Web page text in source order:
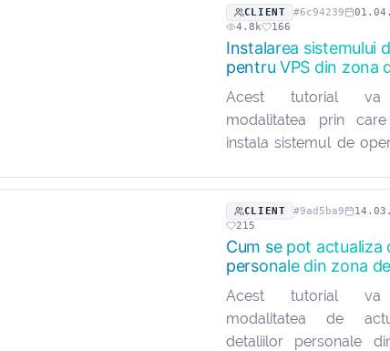
logarea în zona de
care…
CLIENT #6c94239
4.8k
166
Instalarea sistemului
pentru VPS din zona
Acest tutorial va
modalitatea prin
instala sistemul de
deja logarea în zona
cazul în care apar
procesul de…
CLIENT #9ad5ba9
215
Cum se pot actualiza
personale din zona
Acest tutorial va
modalitatea de
detaliilor personale